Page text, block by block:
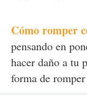
Cómo romper
pensando en
hacer daño a tu
forma de